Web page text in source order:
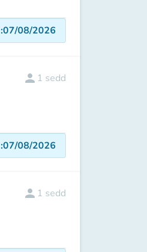
:07/08/2026
person 1 sedd
:07/08/2026
person 1 sedd